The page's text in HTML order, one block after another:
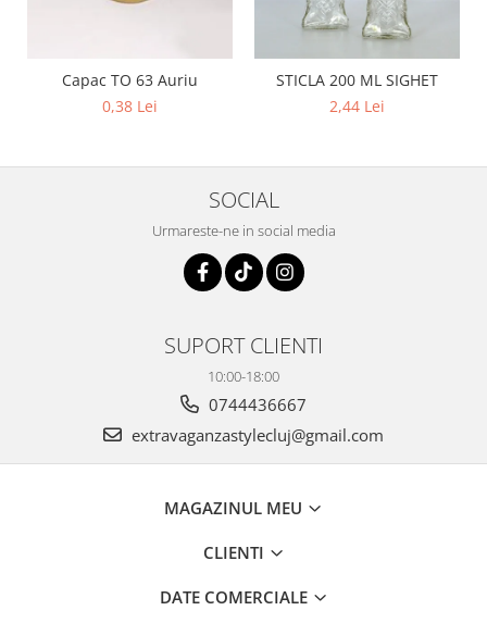
Capac TO 63 Auriu
0,38 Lei
STICLA 200 ML SIGHET
2,44 Lei
SOCIAL
Urmareste-ne in social media
SUPORT CLIENTI
10:00-18:00
0744436667
extravaganzastylecluj@gmail.com
MAGAZINUL MEU
CLIENTI
DATE COMERCIALE